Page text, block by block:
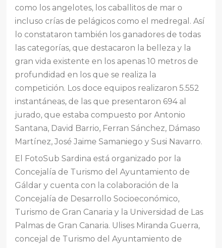
como los angelotes, los caballitos de mar o
incluso crías de pelágicos como el medregal. Así
lo constataron también los ganadores de todas
las categorías, que destacaron la belleza y la
gran vida existente en los apenas 10 metros de
profundidad en los que se realiza la
competición. Los doce equipos realizaron 5.552
instantáneas, de las que presentaron 694 al
jurado, que estaba compuesto por Antonio
Santana, David Barrio, Ferran Sánchez, Dámaso
Martínez, José Jaime Samaniego y Susi Navarro.
El FotoSub Sardina está organizado por la
Concejalía de Turismo del Ayuntamiento de
Gáldar y cuenta con la colaboración de la
Concejalía de Desarrollo Socioeconómico,
Turismo de Gran Canaria y la Universidad de Las
Palmas de Gran Canaria. Ulises Miranda Guerra,
concejal de Turismo del Ayuntamiento de